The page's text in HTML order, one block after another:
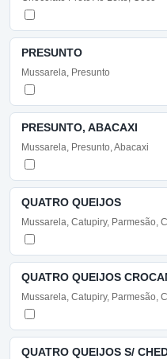
PRESUNTO
Mussarela, Presunto
PRESUNTO, ABACAXI
Mussarela, Presunto, Abacaxi
QUATRO QUEIJOS
Mussarela, Catupiry, Parmesão,
QUATRO QUEIJOS
Mussarela, Catupiry, Parmesão,
QUATRO QUEIJOS S/